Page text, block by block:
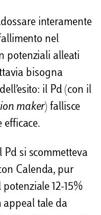
interamente
nel
potenziali alleati
bisogna
il Pd (con il
maker) fallisce
efficace.
si scommetteva
Calenda, pur
12-15%
appeal tale da